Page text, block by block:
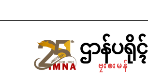
ဌာန်ပရိုၚ်
ဗၠးၜးမန်